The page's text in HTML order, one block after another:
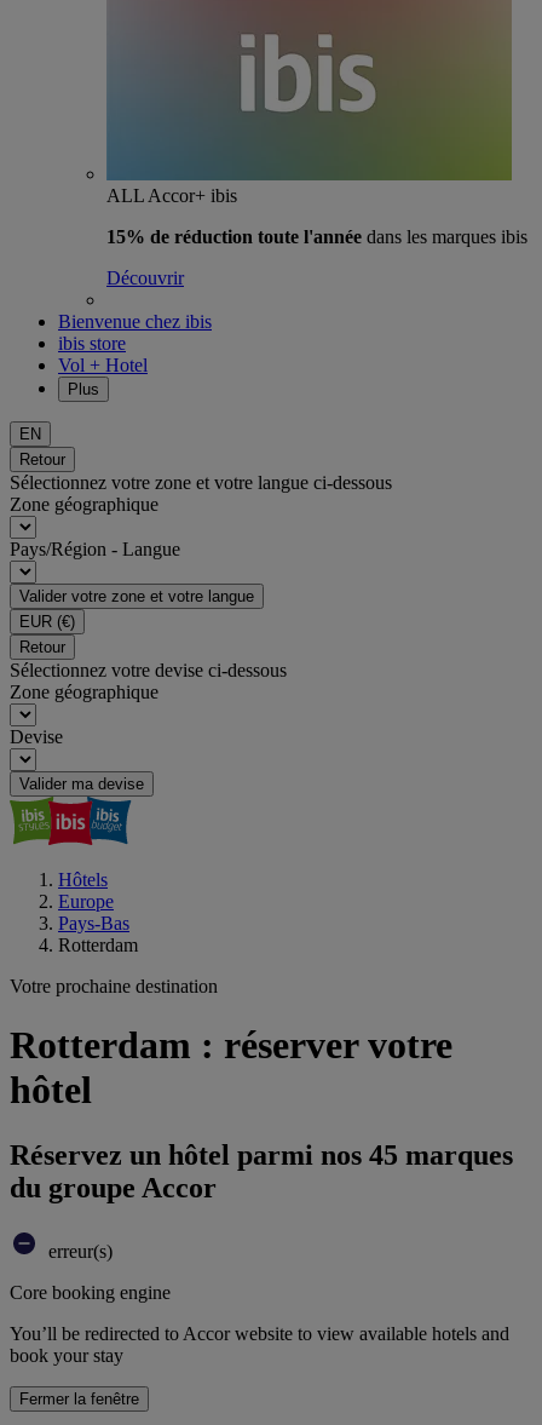
ALL Accor+ ibis
15% de réduction toute l'année dans les marques ibis
Découvrir
Bienvenue chez ibis
ibis store
Vol + Hotel
Plus
EN
Retour
Sélectionnez votre zone et votre langue ci-dessous
Zone géographique
Pays/Région - Langue
Valider votre zone et votre langue
EUR (€)
Retour
Sélectionnez votre devise ci-dessous
Zone géographique
Devise
Valider ma devise
Hôtels
Europe
Pays-Bas
Rotterdam
Votre prochaine destination
Rotterdam : réserver votre
hôtel
Réservez un hôtel parmi nos 45 marques
du groupe Accor
erreur(s)
Core booking engine
You’ll be redirected to Accor website to view available hotels and
book your stay
Fermer la fenêtre